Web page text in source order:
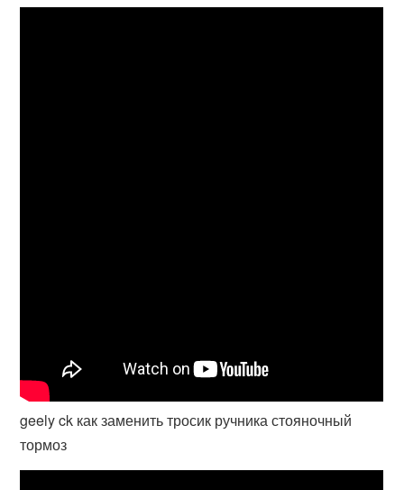
geely ck как заменить тросик ручника стояночный
тормоз